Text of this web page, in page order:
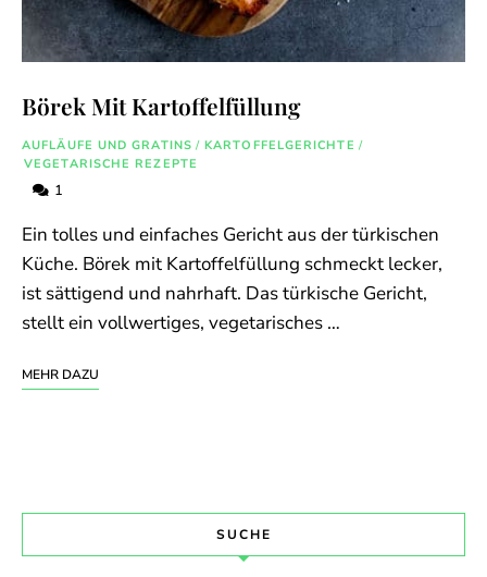
Börek Mit Kartoffelfüllung
AUFLÄUFE UND GRATINS / KARTOFFELGERICHTE /
VEGETARISCHE REZEPTE
1
Ein tolles und einfaches Gericht aus der türkischen
Küche. Börek mit Kartoffelfüllung schmeckt lecker,
ist sättigend und nahrhaft. Das türkische Gericht,
stellt ein vollwertiges, vegetarisches …
MEHR DAZU
SUCHE